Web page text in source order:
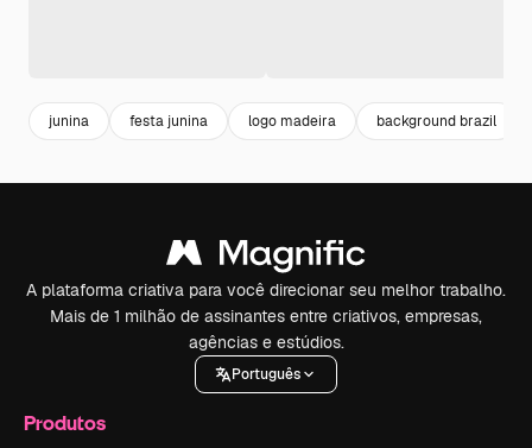
junina festa junina logo madeira background brazil
A plataforma criativa para você direcionar seu melhor trabalho.
Mais de 1 milhão de assinantes entre criativos, empresas,
agências e estúdios.
Português
Produtos